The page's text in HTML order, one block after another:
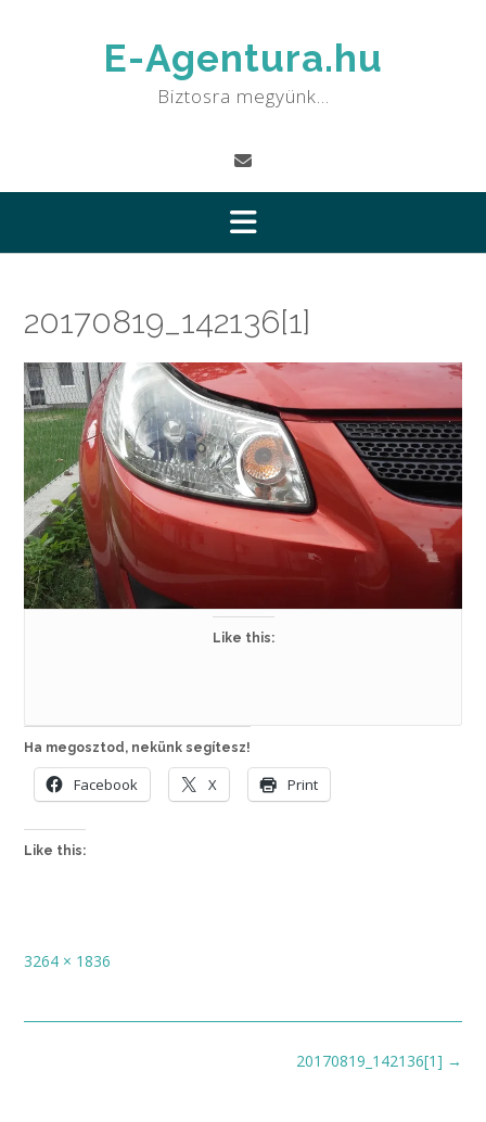
E-Agentura.hu
Biztosra megyünk…
20170819_142136[1]
Like this:
Ha megosztod, nekünk segítesz!
Facebook X Print
Like this:
Full
3264 × 1836
20170819_142136[1] →